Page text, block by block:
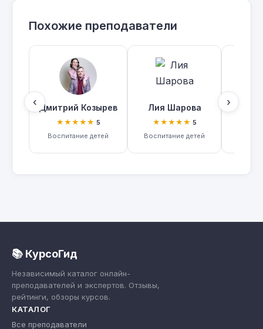
Похожие преподаватели
‹ Дмитрий Козырев
★★★★★ 5
Воспитание детей
Лия Шарова
★★★★★ 5
Воспитание детей
›
📚 КурсоГид
Независимый каталог онлайн-
преподавателей и экспертов. Отзывы,
рейтинги, обзоры курсов.
КАТАЛОГ
Все преподаватели